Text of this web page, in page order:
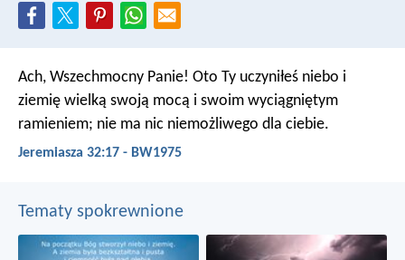
Ach, Wszechmocny Panie! Oto Ty uczyniłeś niebo i
ziemię wielką swoją mocą i swoim wyciągniętym
ramieniem; nie ma nic niemożliwego dla ciebie.
Jeremiasza 32:17 - BW1975
Tematy spokrewnione